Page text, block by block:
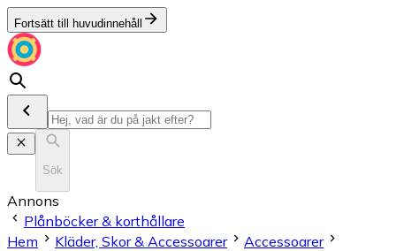
Fortsätt till huvudinnehåll
Sök
Annons
Plånböcker & korthållare
Hem
Kläder, Skor & Accessoarer
Accessoarer